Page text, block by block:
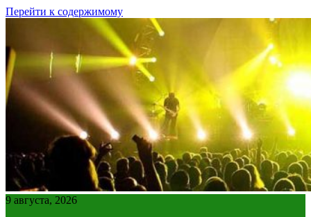
Перейти к содержимому
9 августа, 2026